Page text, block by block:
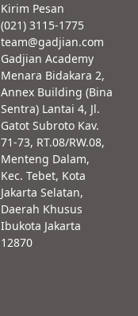
Kirim Pesan
(021) 3115-1775
team@gadjian.com
Gadjian Academy
Menara Bidakara 2,
Annex Building (Bina
Sentra) Lantai 4, Jl.
Gatot Subroto Kav.
71-73, RT.08/RW.08,
Menteng Dalam,
Kec. Tebet, Kota
Jakarta Selatan,
Daerah Khusus
Ibukota Jakarta
12870